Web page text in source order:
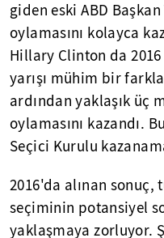
giden eski ABD
oylamasını kolayca
Hillary Clinton da 2016
yarışı mühim bir
ardından yaklaşık üç
oylamasını kazandı.
Seçici Kurulu
2016'da alınan
seçiminin potansiyel
yaklaşmaya zorluyor.